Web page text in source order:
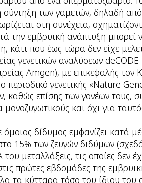
σύντηξη των γαμετών, δηλαδή
στη συνέχεια,
την εμβρυική ανάπτυξη μπορεί
κάτι που έως τώρα δεν είχε
γενετικών αναλύσεων
Amgen), με επικεφαλής τον
περιοδικό γενετικής «Nature
καθώς επίσης των γονέων τους,
μονοζυγωτικούς και όχι για
δίδυμος εμφανίζει κατά
15% των ζευγών διδύμων
του μεταλλάξεις, τις οποίες δεν
πρώτες εβδομάδες της
τα κύτταρα τόσο του ίδιου